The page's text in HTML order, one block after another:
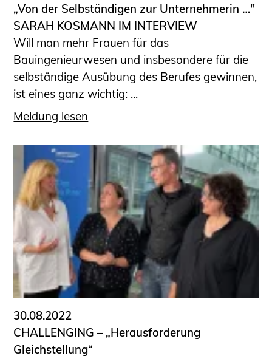
„Von der Selbständigen zur Unternehmerin …"
SARAH KOSMANN IM INTERVIEW
Will man mehr Frauen für das
Bauingenieurwesen und insbesondere für die
selbständige Ausübung des Berufes gewinnen,
ist eines ganz wichtig: ...
Meldung lesen
30.08.2022
CHALLENGING – „Herausforderung
Gleichstellung“